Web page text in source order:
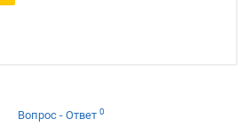
Вопрос - Ответ 0